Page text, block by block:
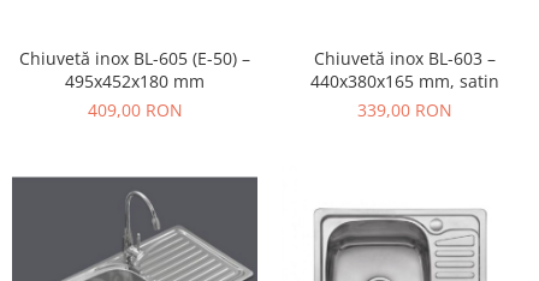
Chiuvetă inox BL-605 (E-50) –
495x452x180 mm
409,00 RON
Chiuvetă inox BL-603 –
440x380x165 mm, satin
339,00 RON